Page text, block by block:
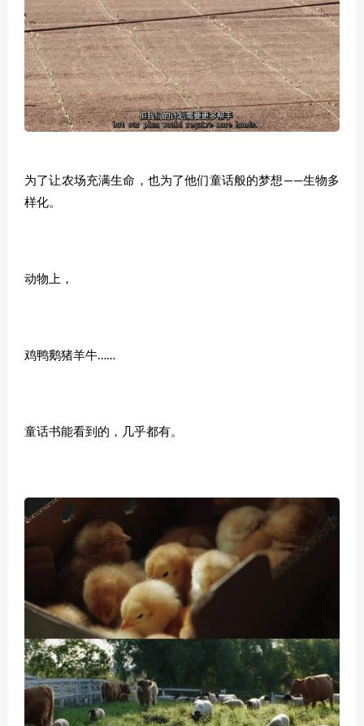
为了让农场充满生命，也为了他们童话般的梦想——生物多
样化。
动物上，
鸡鸭鹅猪羊牛……
童话书能看到的，几乎都有。